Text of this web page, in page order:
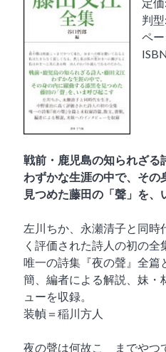
判
ペ
戦前・鹿児島の知られざる
わずかな生涯の中で、その
見つめた藤田の「聲」を、
左川ちか、永瀬清子と同時
く評価された詩人の初の全
唯一の詩集『夜の聲』全篇
簡、編者による解説、妹・
ューを収録。
装幀＝稲川方人
夜の聲は何故こゝまでやつ